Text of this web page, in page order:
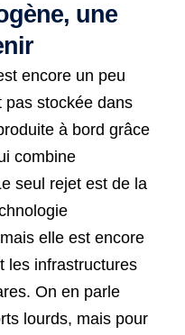
une
encore un peu
pas stockée dans
à bord grâce
combine
seul rejet est de la
elle est encore
les infrastructures
On en parle
lourds, mais pour